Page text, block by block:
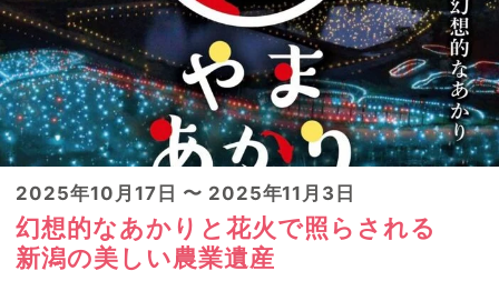
2025年10月17日 〜 2025年11月3日
幻想的なあかりと花火で照らされる
新潟の美しい農業遺産